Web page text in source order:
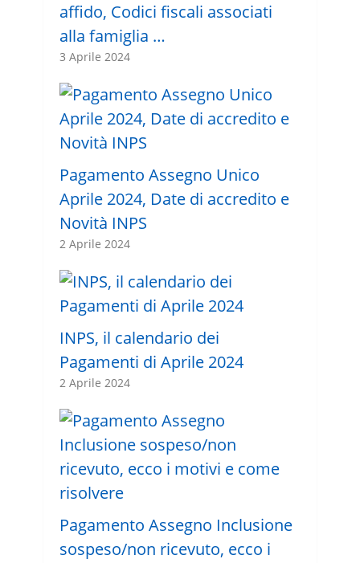
affido, Codici fiscali associati
alla famiglia …
3 Aprile 2024
Pagamento Assegno Unico
Aprile 2024, Date di accredito e
Novità INPS
2 Aprile 2024
INPS, il calendario dei
Pagamenti di Aprile 2024
2 Aprile 2024
Pagamento Assegno Inclusione
sospeso/non ricevuto, ecco i